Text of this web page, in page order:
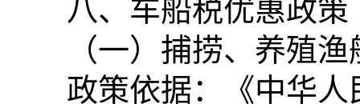
八、车船税优惠政策
（一）捕捞、养殖
政策依据：《中华